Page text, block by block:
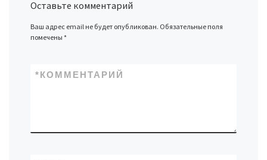
Оставьте комментарий
Ваш адрес email не будет опубликован. Обязательные поля
помечены*
КОММЕНТАРИЙ
*